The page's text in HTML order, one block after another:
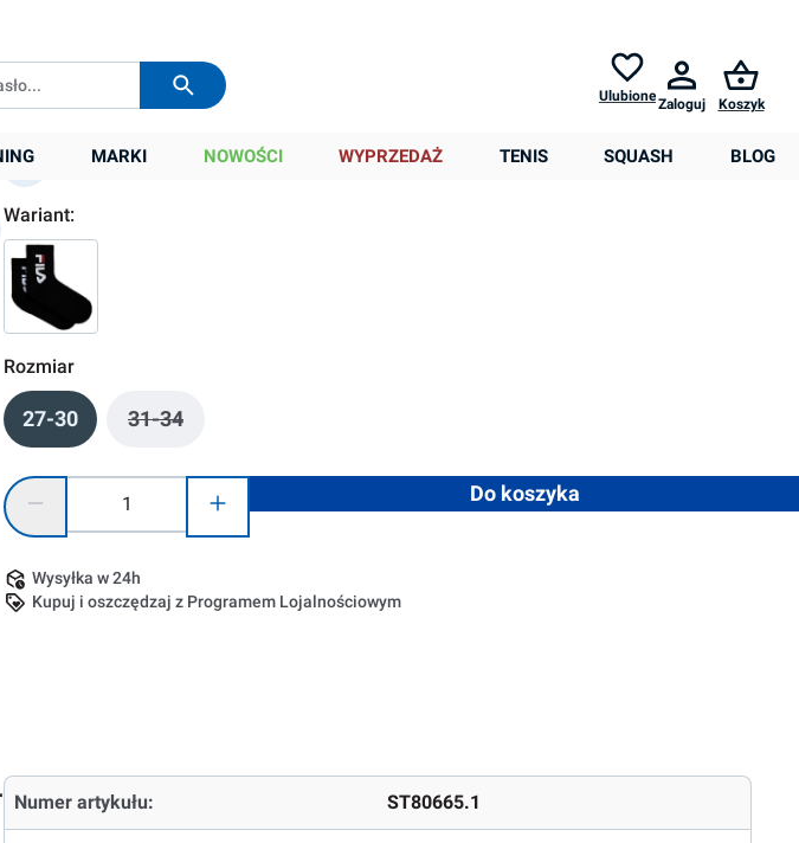
UlubioneZaloguj Koszyk
MARKI NOWOŚCI WYPRZEDAŻ TENIS SQUASH BLOG
32,00 zł
Najniższa cena z 30 dni przed obniżką:26,88 zł
Wariant:
Rozmiar
27-30 31-34(Ta opcja jest obecnie niedostępna.)
Ilość produktu: Wprowadź żądaną ilość lub użyj przycisków, aby zwiększyć lub zmniejszyć
Do koszyka
Wysyłka w 24h
Kupuj i oszczędzaj z Programem Lojalnościowym
Numer artykułu: ST80665.1